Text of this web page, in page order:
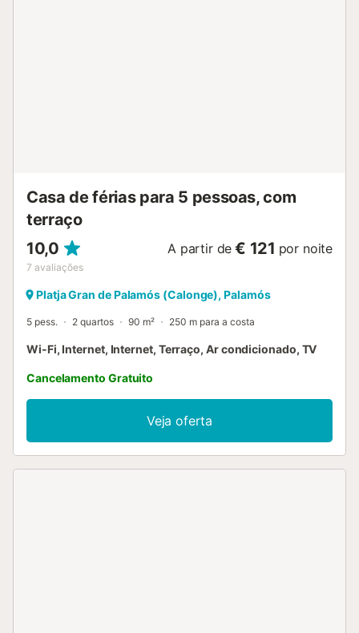
Casa de férias para 5 pessoas, com
terraço
10,0
7 avaliações
A partir de € 121 por noite
Platja Gran de Palamós (Calonge), Palamós
5 pess. 2 quartos 90 m² 250 m para a costa
Wi-Fi, Internet, Internet, Terraço, Ar condicionado, TV
Cancelamento Gratuito
Veja oferta